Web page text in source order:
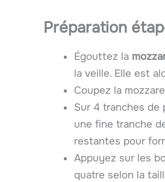
Préparation
Égouttez la
la veille. Elle est
Coupez la
Sur 4 tranches de
une fine tranche
restantes pour
Appuyez sur les
quatre selon la